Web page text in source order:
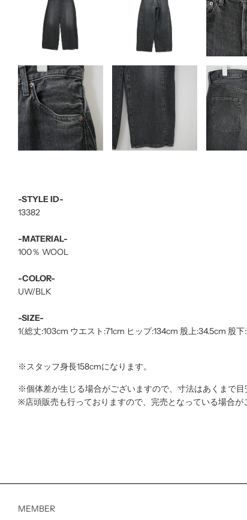
-STYLE ID-
13382
-MATERIAL-
100％ WOOL
-COLOR-
UW/BLK
-SIZE-
1(総丈:103cm ウエスト:71cm ヒップ:134cm 股上:34.5cm 股
※スタッフ身長158cmになります。
※個体差が生じる場合がございますので、寸法はあくまで目
※店頭販売も行っておりますので、完売となっている場合が
MEMBER